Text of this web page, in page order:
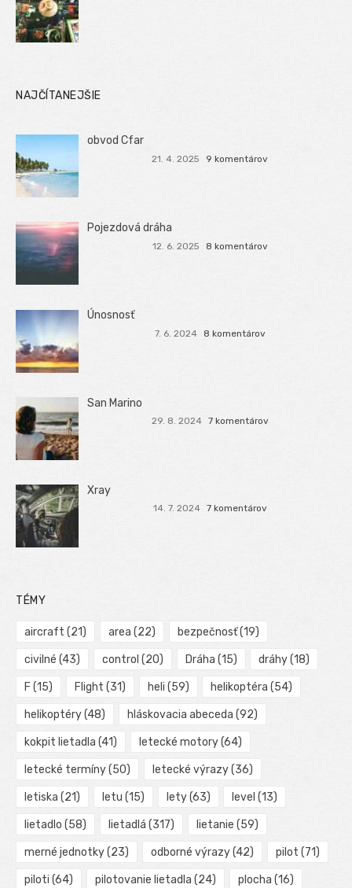
NAJČÍTANEJŠIE
obvod Cfar
21. 4. 2025 9 komentárov
Pojezdová dráha
12. 6. 2025 8 komentárov
Únosnosť
7. 6. 2024 8 komentárov
San Marino
29. 8. 2024 7 komentárov
Xray
14. 7. 2024 7 komentárov
TÉMY
aircraft (21) area (22) bezpečnosť(19)
civilné (43) control (20) Dráha (15) dráhy(18)
F (15) Flight (31) heli (59) helikoptéra (54)
helikoptéry(48) hláskovacia abeceda (92)
kokpit lietadla (41) letecké motory(64)
letecké termíny(50) letecké výrazy(36)
letiska (21) letu (15) lety(63) level (13)
lietadlo (58) lietadlá (317) lietanie (59)
merné jednotky(23) odborné výrazy(42) pilot (71)
piloti (64) pilotovanie lietadla (24) plocha (16)